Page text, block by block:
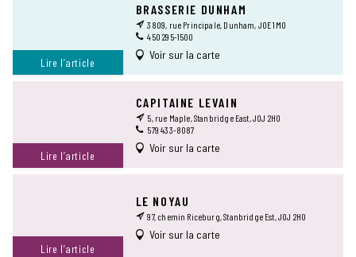
Lire l’article
BRASSERIE DUNHAM
3809, rue Principale, Dunham, J0E 1M0
450 295-1500
Voir sur la carte
Lire l’article
CAPITAINE LEVAIN
5, rue Maple, Stanbridge East, J0J 2H0
579 433-8087
Voir sur la carte
Lire l’article
LE NOYAU
97, chemin Riceburg, Stanbridge Est, J0J 2H0
Voir sur la carte